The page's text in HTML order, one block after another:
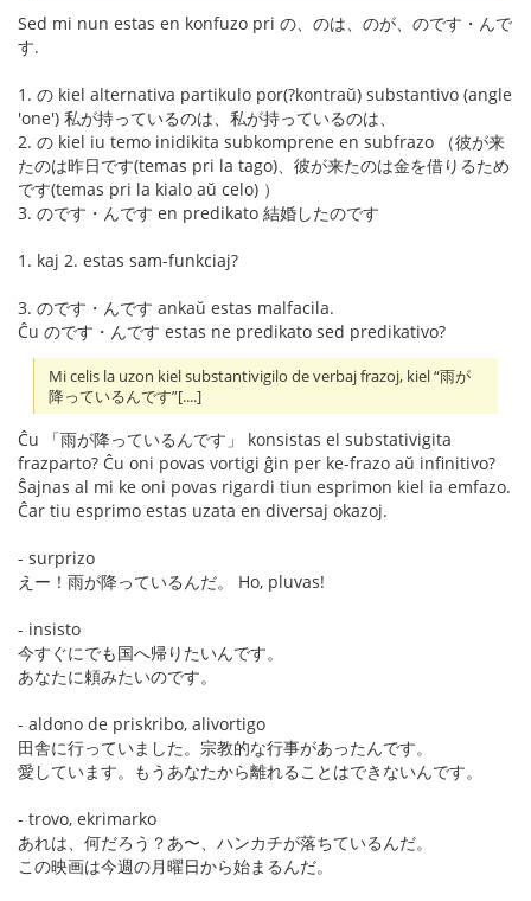
Sed mi nun estas en konfuzo pri の、のは、のが、のです・んで
す.
1. の kiel alternativa partikulo por(?kontraŭ) substantivo (angle
'one') 私が持っているのは、私が持っているのは、
2. の kiel iu temo inidikita subkomprene en subfrazo （彼が来
たのは昨日です(temas pri la tago)、彼が来たのは金を借りるため
です(temas pri la kialo aŭ celo) ）
3. のです・んです en predikato 結婚したのです
1. kaj 2. estas sam-funkciaj?
3. のです・んです ankaŭ estas malfacila.
Ĉu のです・んです estas ne predikato sed predikativo?
Mi celis la uzon kiel substantivigilo de verbaj frazoj, kiel “雨が
降っているんです”[....]
Ĉu 「雨が降っているんです」 konsistas el substativigita
frazparto? Ĉu oni povas vortigi ĝin per ke-frazo aŭ infinitivo?
Ŝajnas al mi ke oni povas rigardi tiun esprimon kiel ia emfazo.
Ĉar tiu esprimo estas uzata en diversaj okazoj.
- surprizo
えー！雨が降っているんだ。 Ho, pluvas!
- insisto
今すぐにでも国へ帰りたいんです。
あなたに頼みたいのです。
- aldono de priskribo, alivortigo
田舎に行っていました。宗教的な行事があったんです。
愛しています。もうあなたから離れることはできないんです。
- trovo, ekrimarko
あれは、何だろう？あ〜、ハンカチが落ちているんだ。
この映画は今週の月曜日から始まるんだ。